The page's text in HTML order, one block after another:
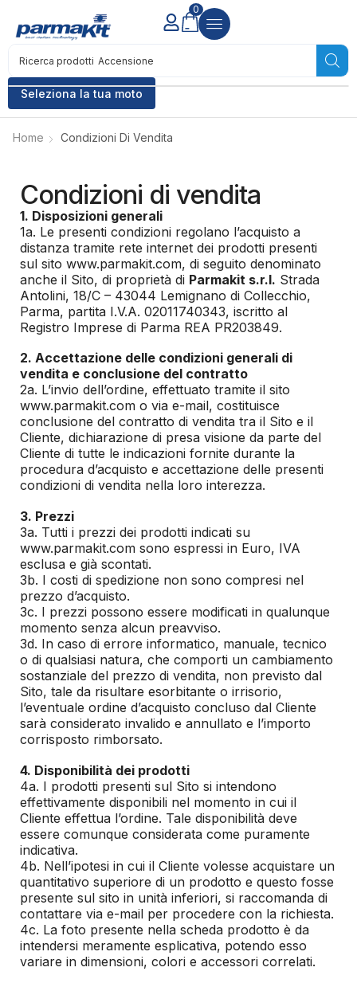
Seleziona la tua moto
Ricerca prodotti Accensione
0
Home Condizioni Di Vendita
Condizioni di vendita
1. Disposizioni generali
1a. Le presenti condizioni regolano l’acquisto a
distanza tramite rete internet dei prodotti presenti
sul sito www.parmakit.com, di seguito denominato
anche il Sito, di proprietà di Parmakit s.r.l. Strada
Antolini, 18/C – 43044 Lemignano di Collecchio,
Parma, partita I.V.A. 02011740343, iscritto al
Registro Imprese di Parma REA PR203849.
2. Accettazione delle condizioni generali di
vendita e conclusione del contratto
2a. L’invio dell’ordine, effettuato tramite il sito
www.parmakit.com o via e-mail, costituisce
conclusione del contratto di vendita tra il Sito e il
Cliente, dichiarazione di presa visione da parte del
Cliente di tutte le indicazioni fornite durante la
procedura d’acquisto e accettazione delle presenti
condizioni di vendita nella loro interezza.
3. Prezzi
3a. Tutti i prezzi dei prodotti indicati su
www.parmakit.com sono espressi in Euro, IVA
esclusa e già scontati.
3b. I costi di spedizione non sono compresi nel
prezzo d’acquisto.
3c. I prezzi possono essere modificati in qualunque
momento senza alcun preavviso.
3d. In caso di errore informatico, manuale, tecnico
o di qualsiasi natura, che comporti un cambiamento
sostanziale del prezzo di vendita, non previsto dal
Sito, tale da risultare esorbitante o irrisorio,
l’eventuale ordine d’acquisto concluso dal Cliente
sarà considerato invalido e annullato e l’importo
corrisposto rimborsato.
4. Disponibilità dei prodotti
4a. I prodotti presenti sul Sito si intendono
effettivamente disponibili nel momento in cui il
Cliente effettua l’ordine. Tale disponibilità deve
essere comunque considerata come puramente
indicativa.
4b. Nell’ipotesi in cui il Cliente volesse acquistare un
quantitativo superiore di un prodotto e questo fosse
presente sul sito in unità inferiori, si raccomanda di
contattare via e-mail per procedere con la richiesta.
4c. La foto presente nella scheda prodotto è da
intendersi meramente esplicativa, potendo esso
variare in dimensioni, colori e accessori correlati.